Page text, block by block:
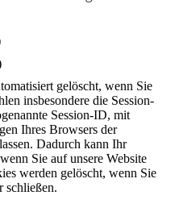
gelöscht, wenn Sie
insbesondere die Session-
Session-ID, mit
Ihres Browsers der
Dadurch kann Ihr
Sie auf unsere Website
werden gelöscht, wenn Sie
schließen.